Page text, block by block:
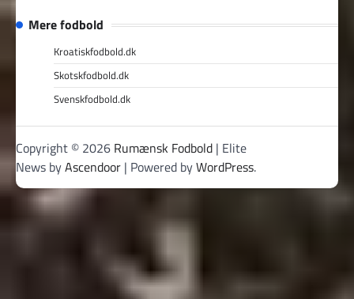
Mere fodbold
Kroatiskfodbold.dk
Skotskfodbold.dk
Svenskfodbold.dk
Copyright © 2026 Rumænsk Fodbold | Elite
News byAscendoor | Powered byWordPress.